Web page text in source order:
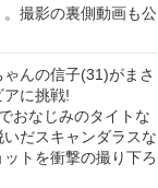
。撮影の裏側動画も公
んの信子(31)がまさ
に挑戦!
おなじみのタイトな
だスキャンダラスな
トを衝撃の撮り下ろ